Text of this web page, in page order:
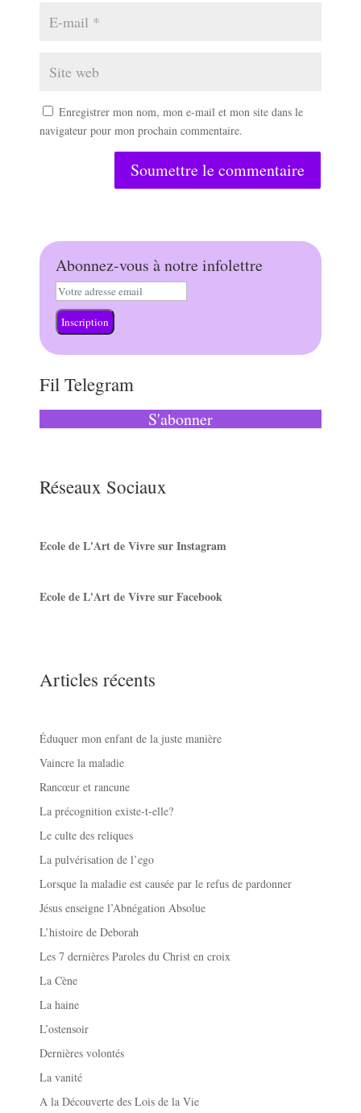
Abonnez-vous à notre infolettre
Inscription
Fil Telegram
S'abonner
Réseaux Sociaux
Ecole de L'Art de Vivre sur Instagram
Ecole de L'Art de Vivre sur Facebook
Articles récents
Éduquer mon enfant de la juste manière
Vaincre la maladie
Rancœur et rancune
La précognition existe-t-elle?
Le culte des reliques
La pulvérisation de l’ego
Lorsque la maladie est causée par le refus de pardonner
Jésus enseigne l’Abnégation Absolue
L’histoire de Deborah
Les 7 dernières Paroles du Christ en croix
La Cène
La haine
L’ostensoir
Dernières volontés
La vanité
A la Découverte des Lois de la Vie
Enregistrer mon nom, mon e-mail et mon site dans le
navigateur pour mon prochain commentaire.
Soumettre le commentaire